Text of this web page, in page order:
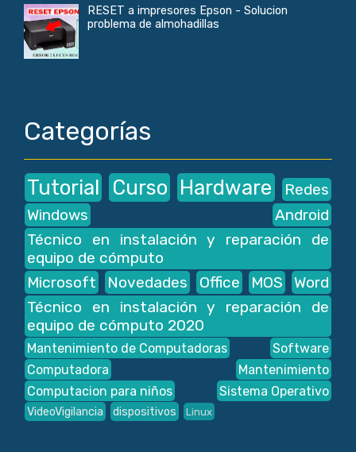
RESET a impresores Epson - Solucion
problema de almohadillas
Categorías
Tutorial Curso Hardware
Redes
Windows
Android
Técnico en instalación y reparación de
equipo de cómputo
Microsoft
Novedades Office MOS
Word
Técnico en instalación y reparación de
equipo de cómputo 2020
Mantenimiento de Computadoras
Software
Computadora
Mantenimiento
Computacion para niños
Sistema Operativo
VideoVigilancia dispositivos Linux